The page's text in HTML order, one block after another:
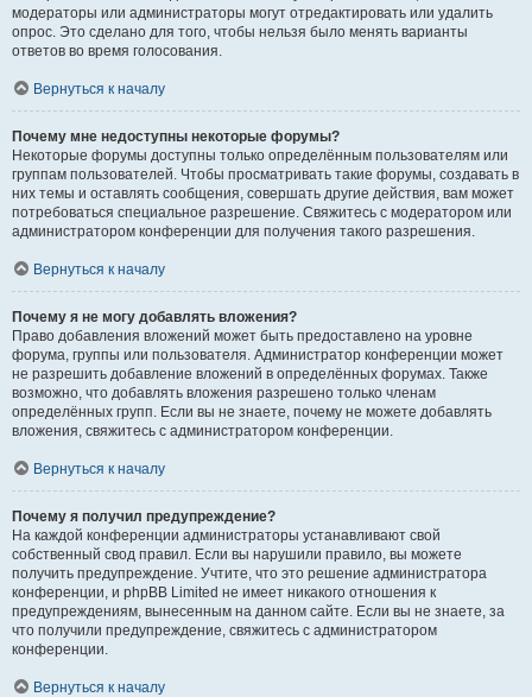
модераторы или администраторы могут отредактировать или удалить
опрос. Это сделано для того, чтобы нельзя было менять варианты
ответов во время голосования.
Вернуться к началу
Почему мне недоступны некоторые форумы?
Некоторые форумы доступны только определённым пользователям или
группам пользователей. Чтобы просматривать такие форумы, создавать в
них темы и оставлять сообщения, совершать другие действия, вам может
потребоваться специальное разрешение. Свяжитесь с модератором или
администратором конференции для получения такого разрешения.
Вернуться к началу
Почему я не могу добавлять вложения?
Право добавления вложений может быть предоставлено на уровне
форума, группы или пользователя. Администратор конференции может
не разрешить добавление вложений в определённых форумах. Также
возможно, что добавлять вложения разрешено только членам
определённых групп. Если вы не знаете, почему не можете добавлять
вложения, свяжитесь с администратором конференции.
Вернуться к началу
Почему я получил предупреждение?
На каждой конференции администраторы устанавливают свой
собственный свод правил. Если вы нарушили правило, вы можете
получить предупреждение. Учтите, что это решение администратора
конференции, и phpBB Limited не имеет никакого отношения к
предупреждениям, вынесенным на данном сайте. Если вы не знаете, за
что получили предупреждение, свяжитесь с администратором
конференции.
Вернуться к началу